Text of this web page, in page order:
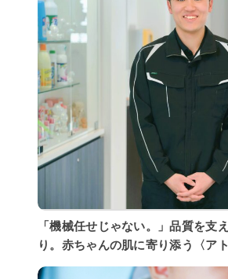
「機械任せじゃない。」品質を支
り。赤ちゃんの肌に寄り添う〈ア